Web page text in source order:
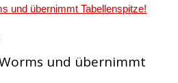
und übernimmt